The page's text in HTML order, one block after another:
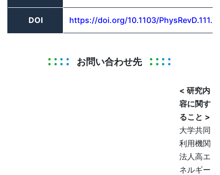
DOI https://doi.org/10.1103/
お問い合わせ先
< 研究内
容に関す
ること >
大学共同
利用機関
法人高エ
ネルギー